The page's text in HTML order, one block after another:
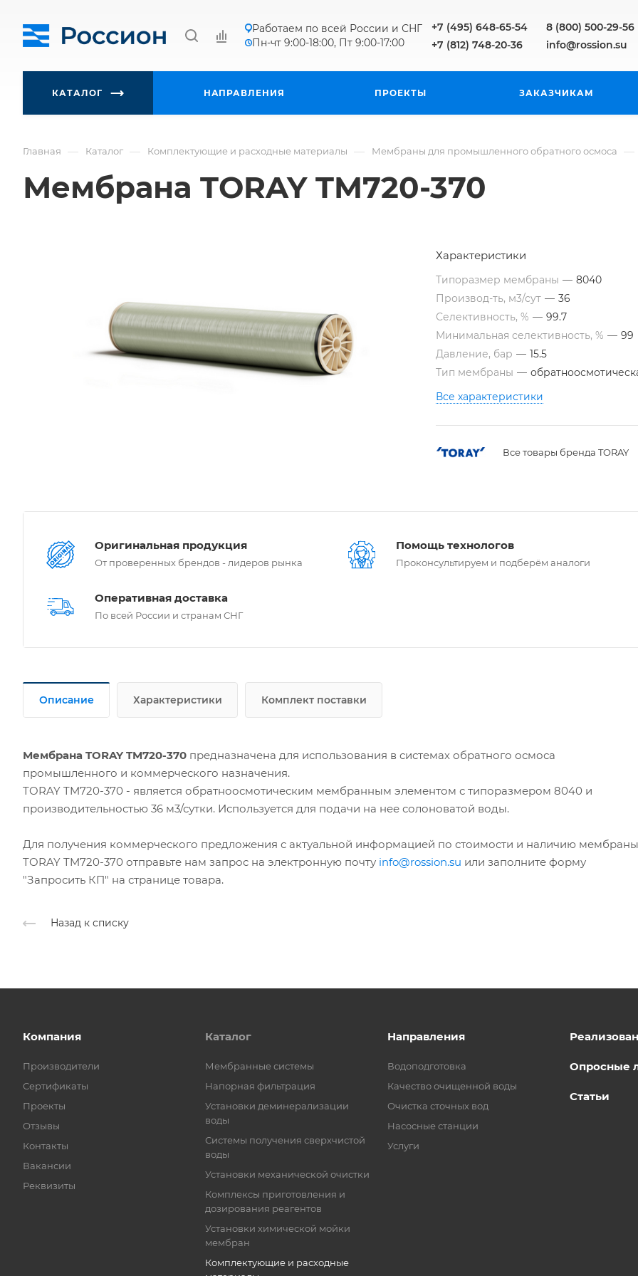
Работаем по всей России и СНГ
Пн-чт 9:00-18:00, Пт 9:00-17:00
+7 (495) 648-65-54
+7 (812) 748-20-36
8 (800) 500-29-56
info@rossion.su
КАТАЛОГ НАПРАВЛЕНИЯ ПРОЕКТЫ ЗАКАЗЧИКАМ
Главная — Каталог — Комплектующие и расходные материалы — Мембраны для промышленного обратного осмоса —
Мембрана TORAY TM720-370
Характеристики
Типоразмер мембраны — 8040
Производ-ть, м3/сут — 36
Селективность, % — 99.7
Минимальная селективность, % — 99
Давление, бар — 15.5
Тип мембраны —
Все характеристики
Все товары бренда TORAY
Оригинальная продукция
От проверенных брендов - лидеров рынка
Помощь технологов
Проконсультируем и подберём аналоги
Оперативная доставка
По всей России и странам СНГ
Описание Характеристики Комплект поставки
Мембрана TORAY TM720-370 предназначена для использования в системах обратного осмоса
промышленного и коммерческого назначения.
TORAY TM720-370 - является обратноосмотическим мембранным элементом с типоразмером 8040 и
производительностью 36 м3/сутки. Используется для подачи на нее солоноватой воды.
Для получения коммерческого предложения с актуальной информацией по стоимости и наличию мембраны
TORAY TM720-370 отправьте нам запрос на электронную почту info@rossion.su или заполните форму
"Запросить КП" на странице товара.
Назад к списку
Компания
Производители
Сертификаты
Проекты
Отзывы
Контакты
Вакансии
Реквизиты
Каталог
Мембранные системы
Напорная фильтрация
Установки деминерализации
воды
Системы получения сверхчистой
воды
Установки механической очистки
Комплексы приготовления и
дозирования реагентов
Установки химической мойки
мембран
Комплектующие и расходные
Направления
Водоподготовка
Качество очищенной воды
Очистка сточных вод
Насосные станции
Услуги
Опросные
Статьи